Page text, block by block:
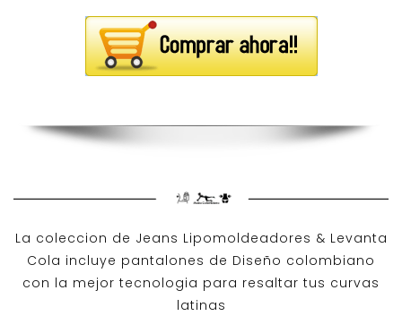
La coleccion de Jeans Lipomoldeadores & Levanta
Cola incluye pantalones de Diseño colombiano
con la mejor tecnologia para resaltar tus curvas
latinas